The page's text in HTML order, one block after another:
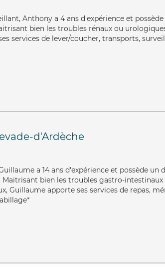
Anthony a 4 ans d'expérience et
bien les troubles rénaux ou
services de lever/coucher, transports,
d'Ardèche
a 14 ans d'expérience et possède un
Maitrisant bien les troubles gastro-intestinaux
Guillaume apporte ses services de repas,